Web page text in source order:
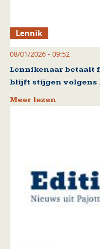
Lennik
08/01/2026 - 09:52
Lennikenaar betaalt
blijft stijgen volgens
Meer lezen